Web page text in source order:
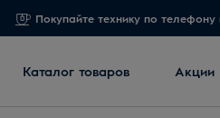
Покупайте технику по
Каталог товаров Акции